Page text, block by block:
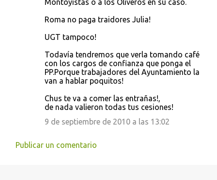
Montoyistas o a los Oliveros en su caso.
Roma no paga traidores Julia!
UGT tampoco!
Todavía tendremos que verla tomando café
con los cargos de confianza que ponga el
PP.Porque trabajadores del Ayuntamiento la
van a hablar poquitos!
Chus te va a comer las entrañas!,
de nada valieron todas tus cesiones!
9 de septiembre de 2010 a las 13:02
Publicar un comentario